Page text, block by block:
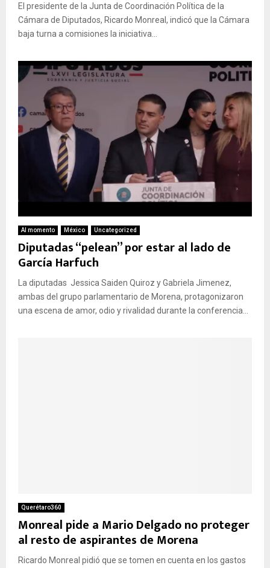
El presidente de la Junta de Coordinación Política de la
Cámara de Diputados, Ricardo Monreal, indicó que la Cámara
baja turna a comisiones la iniciativa...
Al momento México Uncategorized
Diputadas “pelean” por estar al lado de
García Harfuch
La diputadas Jessica Saiden Quiroz y Gabriela Jimenez,
ambas del grupo parlamentario de Morena, protagonizaron
una escena de amor, odio y rivalidad durante la conferencia...
Querétaro360
Monreal pide a Mario Delgado no proteger
al resto de aspirantes de Morena
Ricardo Monreal pidió que se tomen en cuenta en los gastos